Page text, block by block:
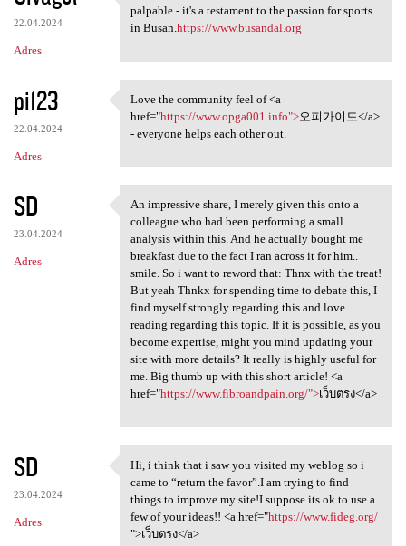
22.04.2024
Adres
The sense of community on
palpable - it's a testament to the passion for sports
in Busan. https://www.busandal.org
pi123
22.04.2024
Adres
Love the community feel of <a
Love the community feel of <a
href="https://www.opga001.info">오피가이드</a>
- everyone helps each other out.
SD
23.04.2024
Adres
An impressive share, I merely
An impressive share, I merely given this onto a
colleague who had been performing a small
analysis within this. And he actually bought me
breakfast due to the fact I ran across it for him..
smile. So i want to reword that: Thnx with the treat!
But yeah Thnkx for spending time to debate this, I
find myself strongly regarding this and love
reading regarding this topic. If it is possible, as you
become expertise, might you mind updating your
site with more details? It really is highly useful for
me. Big thumb up with this short article! <a
href="https://www.fibroandpain.org/">เว็บตรง</a>
SD
23.04.2024
Adres
Hi, i think that i saw you
Hi, i think that i saw you visited my weblog so i
came to “return the favor”.I am trying to find
things to improve my site!I suppose its ok to use a
few of your ideas!! <a href="https://www.fideg.org/
">เว็บตรง</a>